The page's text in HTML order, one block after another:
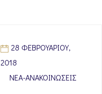
28 ΦΕΒΡΟΥΑΡΊΟΥ,
2018
ΝΈΑ-ΑΝΑΚΟΙΝΏΣΕΙΣ